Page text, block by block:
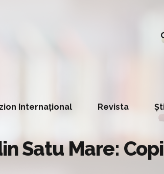
Internațional Revista
Satu Mare: